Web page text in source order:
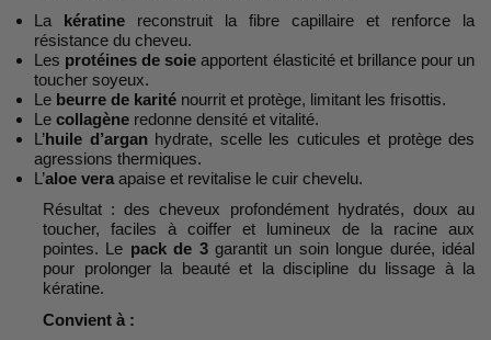
La kératine reconstruit la fibre capillaire et renforce la
résistance du cheveu.
Les protéines de soie apportent élasticité et brillance pour un
toucher soyeux.
Le beurre de karité nourrit et protège, limitant les frisottis.
Le collagène redonne densité et vitalité.
L’huile d’arganhydrate, scelle les cuticules et protège des
agressions thermiques.
L’aloe veraapaise et revitalise le cuir chevelu.
Résultat : des cheveux profondément hydratés, doux au
toucher, faciles à coiffer et lumineux de la racine aux
pointes. Le pack de 3garantit un soin longue durée, idéal
pour prolonger la beauté et la discipline du lissage à la
kératine.
Convient à :